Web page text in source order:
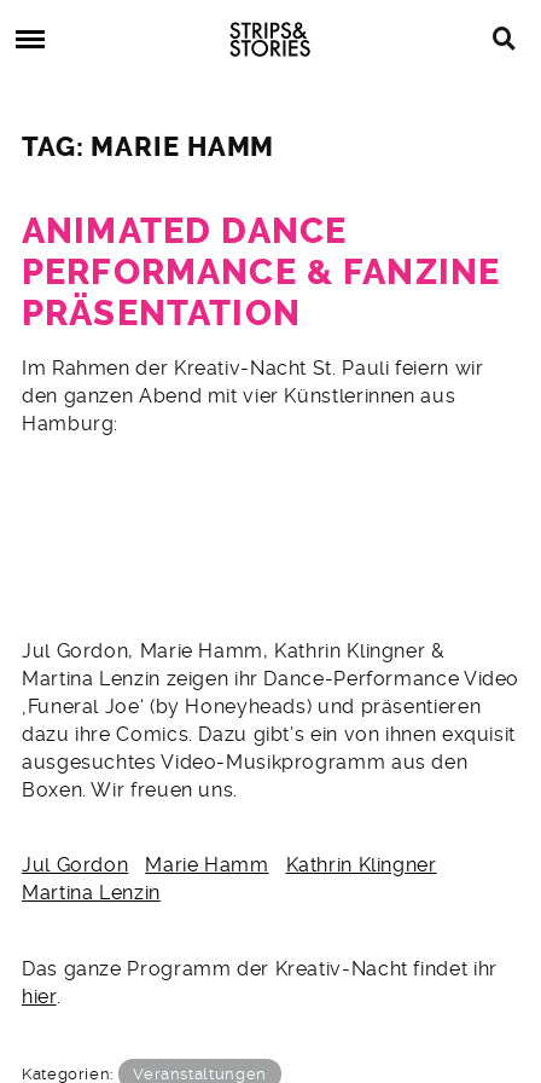
to
Strips
&
Stories
Comics,
TAG: MARIE HAMM
ANIMATED DANCE
PERFORMANCE & FANZINE
PRÄSENTATION
2.
September
2013
Im Rahmen der Kreativ-Nacht St. Pauli feiern wir
den ganzen Abend mit vier Künstlerinnen aus
Hamburg:
Jul Gordon, Marie Hamm, Kathrin Klingner &
Martina Lenzin zeigen ihr Dance-Performance Video
‚Funeral Joe‘ (by Honeyheads) und präsentieren
dazu ihre Comics. Dazu gibt’s ein von ihnen exquisit
ausgesuchtes Video-Musikprogramm aus den
Boxen. Wir freuen uns.
Jul Gordon Marie Hamm
Kathrin Klingner
Martina Lenzin
Das ganze Programm der Kreativ-Nacht findet ihr
hier.
Kategorien: Veranstaltungen